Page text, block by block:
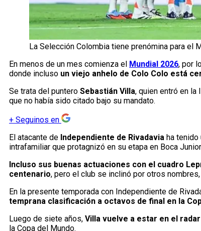
La Selección Colombia tiene prenómina para el
En menos de un mes comienza el Mundial 2026, por
donde incluso un viejo anhelo de Colo Colo está
Se trata del puntero Sebastián Villa, quien entró en
que no había sido citado bajo su mandato.
+ Seguinos en
El atacante de Independiente de Rivadavia ha
intrafamiliar que protagnizó en su etapa en Boca
Incluso sus buenas actuaciones con el cuadro
centenario, pero el club se inclinó por otros
En la presente temporada con Independiente de
temprana clasificación a octavos de final en la
Luego de siete años, Villa vuelve a estar en el
la Copa del Mundo.